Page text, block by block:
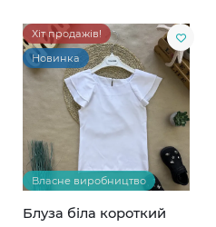
Хіт продажів!
Новинка
Власне виробництво
Блуза біла короткий